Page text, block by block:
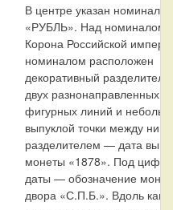
В центре указан номинал
«РУБЛЬ». Над номиналом
Корона Российской
номиналом расположен
декоративный разделитель
двух разнонаправленных
фигурных линий и
выпуклой точки между
разделителем — дата
монеты «1878». Под
даты — обозначение
двора «С.П.Б.». Вдоль